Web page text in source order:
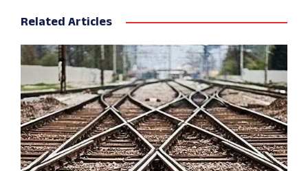
Related Articles